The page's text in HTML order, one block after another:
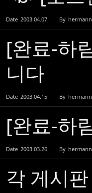
Date 2003.04.07 By hermann
[완료-하
니다
Date 2003.04.15 By hermann
[완료-하
Date 2003.03.26 By hermann
각 게시